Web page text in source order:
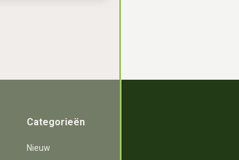
Categorieën
Nieuw